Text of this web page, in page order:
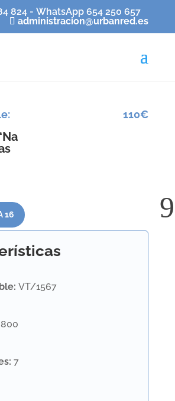
824 - WhatsApp 654 250 657
administracion@urbanred.es
:
110€
16
: VT/1567
800
: 7